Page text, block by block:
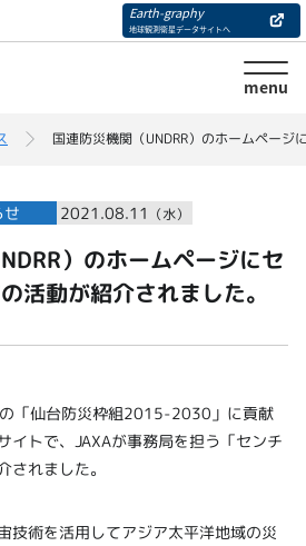
Earth-graphy
地球観測衛星データサイトへ
menu
国連防災機関（UNDRR）のホームペー
せ 2021.08.11 （水）
）のホームページにセ
活動が紹介されました。
の「仙台防災枠組2015-2030」に貢献
イトで、JAXAが事務局を担う「センチ
されました。
技術を活用してアジア太平洋地域の災